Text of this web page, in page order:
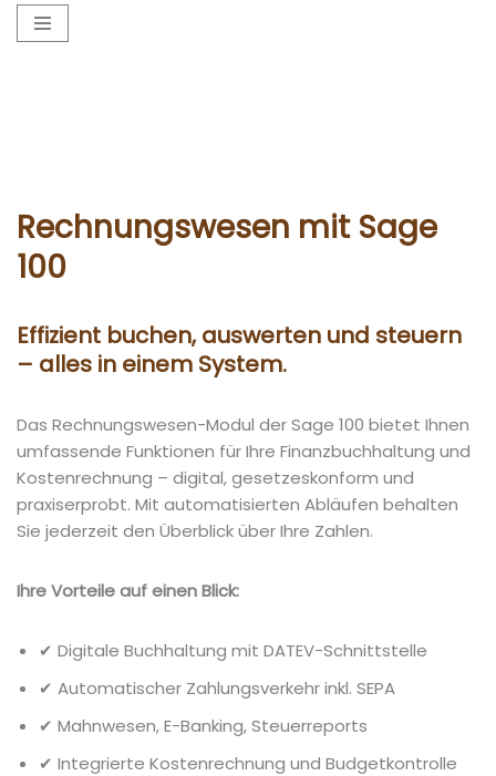
Rechnungswesen mit Sage
100
Effizient buchen, auswerten und steuern
– alles in einem System.
Das Rechnungswesen-Modul der Sage 100 bietet Ihnen
umfassende Funktionen für Ihre Finanzbuchhaltung und
Kostenrechnung – digital, gesetzeskonform und
praxiserprobt. Mit automatisierten Abläufen behalten
Sie jederzeit den Überblick über Ihre Zahlen.
Ihre Vorteile auf einen Blick:
✔ Digitale Buchhaltung mit DATEV-Schnittstelle
✔ Automatischer Zahlungsverkehr inkl. SEPA
✔ Mahnwesen, E-Banking, Steuerreports
✔ Integrierte Kostenrechnung und Budgetkontrolle